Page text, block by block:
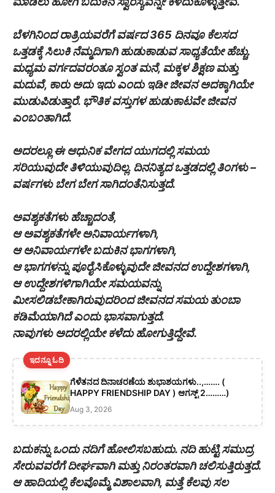
ಬೆಳಗಿನಿಂದ ರಾತ್ರಿಯವರೆಗೆ ವರ್ಷದ 365 ದಿನವೂ ಕೆಲಸದ
ಒತ್ತಡಕ್ಕೆ ಸಿಲುಕಿ ನೆಮ್ಮದಿಗಾಗಿ ಹುಡುಕಾಡುವ ಸಾಧ್ಯತೆಯೇ ಹೆಚ್ಚು.
ಮಧ್ಯಮ ವರ್ಗದವರಂತೂ ಸ್ವಂತ ಮನೆ, ಮಕ್ಕಳ ಶಿಕ್ಷಣ ಮತ್ತು
ಮದುವೆ, ಕಾರು ಅದು ಇದು ಎಂದು ಇಡೀ ಜೀವನ ಅದಕ್ಕಾಗಿಯೇ
ಮುಡುಪಿಡುತ್ತಾರೆ. ಭೌತಿಕ ವಸ್ತುಗಳ ಹುಡುಕಾಟವೇ ಜೀವನ
ಎಂಬಂತಾಗಿದೆ.
ಅದರಲ್ಲೂ ಈ ಆಧುನಿಕ ವೇಗದ ಯುಗದಲ್ಲಿ ಸಮಯ
ಸರಿಯುವುದೇ ತಿಳಿಯುವುದಿಲ್ಲ. ದಿನನಿತ್ಯದ ಒತ್ತಡದಲ್ಲಿ ತಿಂಗಳು –
ವರ್ಷಗಳು ಬೇಗ ಬೇಗ ಸಾಗಿದಂತೆನಿಸುತ್ತದೆ.
ಅವಶ್ಯಕತೆಗಳು ಹೆಚ್ಚಾದಂತೆ,
ಆ ಅವಶ್ಯಕತೆಗಳೇ ಅನಿವಾರ್ಯಗಳಾಗಿ,
ಆ ಅನಿವಾರ್ಯಗಳೇ ಬದುಕಿನ ಭಾಗಗಳಾಗಿ,
ಆ ಭಾಗಗಳನ್ನು ಪೂರೈಸಿಕೊಳ್ಳುವುದೇ ಜೀವನದ ಉದ್ದೇಶಗಳಾಗಿ,
ಆ ಉದ್ದೇಶಗಳಿಗಾಗಿಯೇ ಸಮಯವನ್ನು
ಮೀಸಲಿಡಬೇಕಾಗಿರುವುದರಿಂದ ಜೀವನದ ಸಮಯ ತುಂಬಾ
ಕಡಿಮೆಯಾಗಿದೆ ಎಂದು ಭಾಸವಾಗುತ್ತದೆ.
ನಾವುಗಳು ಅದರಲ್ಲಿಯೇ ಕಳೆದು ಹೋಗುತ್ತಿದ್ದೇವೆ.
ಇದನ್ನೂ ಓದಿ
ಗೆಳೆತನದ ದಿನಾಚರಣೆಯ ಶುಭಾಶಯಗಳು..,……. (
HAPPY FRIENDSHIP DAY ) ಆಗಸ್ಟ್ 2………)
Aug 3, 2026
ಬದುಕನ್ನು ಒಂದು ನದಿಗೆ ಹೋಲಿಸಬಹುದು. ನದಿ ಹುಟ್ಟಿ ಸಮುದ್ರ
ಸೇರುವವರೆಗೆ ದೀರ್ಘವಾಗಿ ಮತ್ತು ನಿರಂತರವಾಗಿ ಚಲಿಸುತ್ತಿರುತ್ತದೆ.
ಆ ಹಾದಿಯಲ್ಲಿ ಕೆಲವೊಮ್ಮೆ ವಿಶಾಲವಾಗಿ, ಮತ್ತೆ ಕೆಲವು ಸಲ